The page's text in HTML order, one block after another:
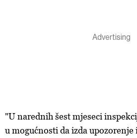
"U narednih šest mjeseci
u mogućnosti da izda upozorenje